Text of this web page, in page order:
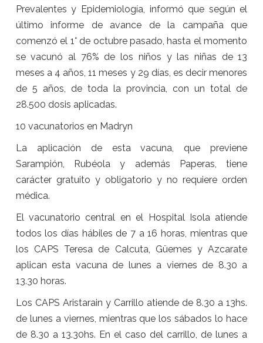
Prevalentes y Epidemiología, informó que según el
último informe de avance de la campaña que
comenzó el 1° de octubre pasado, hasta el momento
se vacunó al 76% de los niños y las niñas de 13
meses a 4 años, 11 meses y 29 días, es decir menores
de 5 años, de toda la provincia, con un total de
28.500 dosis aplicadas.
10 vacunatorios en Madryn
La aplicación de esta vacuna, que previene
Sarampión, Rubéola y además Paperas, tiene
carácter gratuito y obligatorio y no requiere orden
médica.
El vacunatorio central en el Hospital Isola atiende
todos los días hábiles de 7 a 16 horas, mientras que
los CAPS Teresa de Calcuta, Güemes y Azcarate
aplican esta vacuna de lunes a viernes de 8.30 a
13.30 horas.
Los CAPS Aristarain y Carrillo atiende de 8.30 a 13hs.
de lunes a viernes, mientras que los sábados lo hace
de 8.30 a 13.30hs. En el caso del carrillo, de lunes a